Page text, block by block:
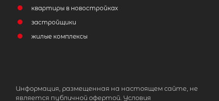
квартиры в новостройках
застройщики
жилые комплексы
Информация, размещенная на настоящем сайте, не
является публичной офертой. Условия